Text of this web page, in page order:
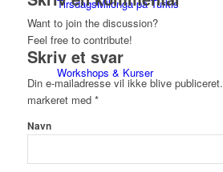
TirsdagsMilonga på Turkis
Workshops & Kurser
Want to join the discussion?
Feel free to contribute!
Skriv et svar
Din e-mailadresse vil ikke blive publiceret.
markeret med *
Navn